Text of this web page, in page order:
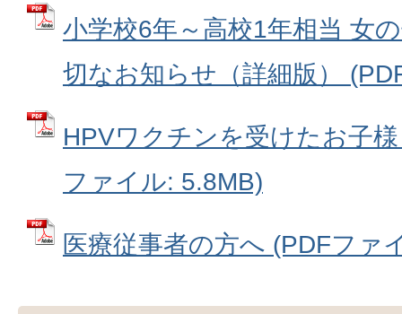
小学校6年～高校1年相当 女
切なお知らせ（詳細版）
HPVワクチンを受けたお子
ファイル: 5.8MB)
医療従事者の方へ (PDFファ